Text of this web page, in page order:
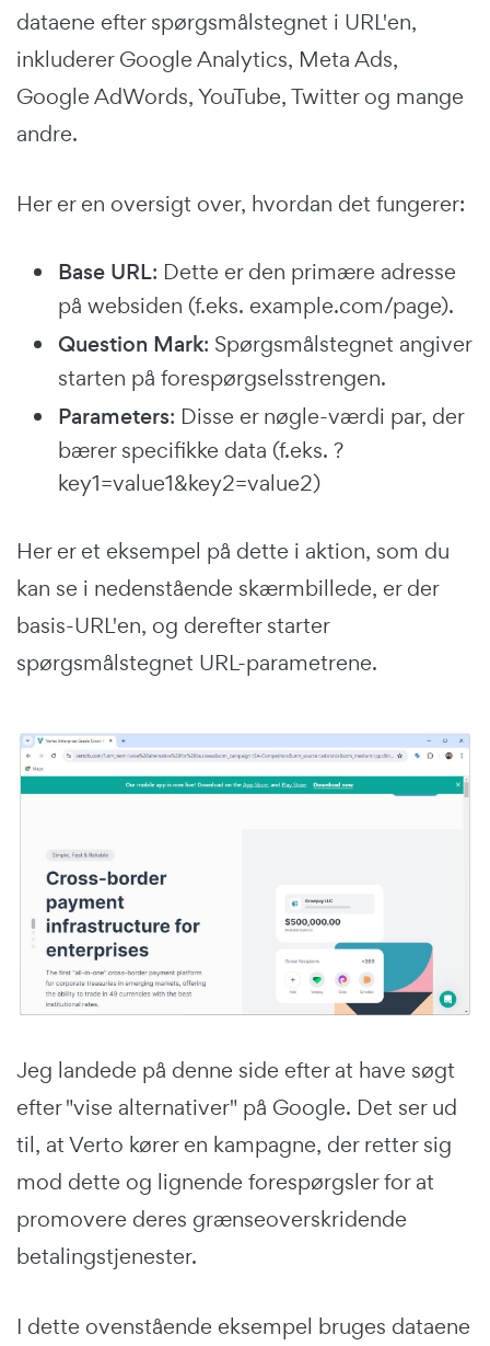
dataene efter spørgsmålstegnet i URL'en,
inkluderer Google Analytics, Meta Ads,
Google AdWords, YouTube, Twitter og mange
andre.
Her er en oversigt over, hvordan det fungerer:
Base URL: Dette er den primære adresse
på websiden (f.eks. example.com/page).
Question Mark: Spørgsmålstegnet angiver
starten på forespørgselsstrengen.
Parameters: Disse er nøgle-værdi par, der
bærer specifikke data (f.eks. ?
key1=value1&key2=value2)
Her er et eksempel på dette i aktion, som du
kan se i nedenstående skærmbillede, er der
basis-URL'en, og derefter starter
spørgsmålstegnet URL-parametrene.
Jeg landede på denne side efter at have søgt
efter "vise alternativer" på Google. Det ser ud
til, at Verto kører en kampagne, der retter sig
mod dette og lignende forespørgsler for at
promovere deres grænseoverskridende
betalingstjenester.
I dette ovenstående eksempel bruges dataene